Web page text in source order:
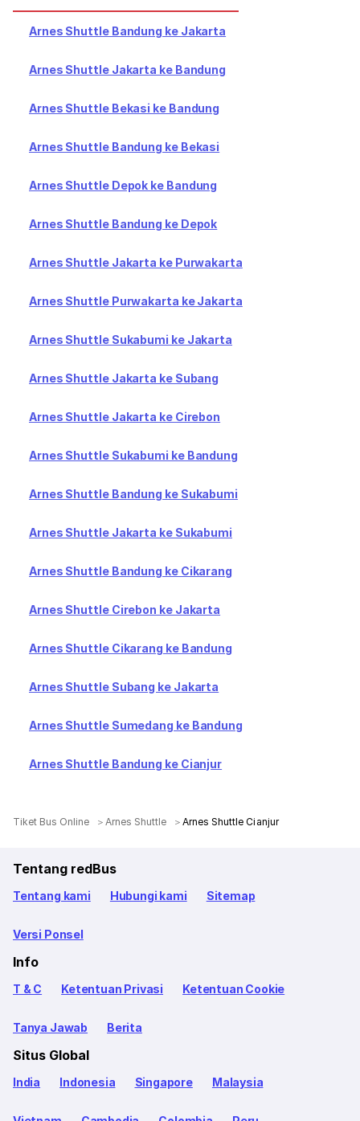
Arnes Shuttle Bandung ke Jakarta
Arnes Shuttle Jakarta ke Bandung
Arnes Shuttle Bekasi ke Bandung
Arnes Shuttle Bandung ke Bekasi
Arnes Shuttle Depok ke Bandung
Arnes Shuttle Bandung ke Depok
Arnes Shuttle Jakarta ke Purwakarta
Arnes Shuttle Purwakarta ke Jakarta
Arnes Shuttle Sukabumi ke Jakarta
Arnes Shuttle Jakarta ke Subang
Arnes Shuttle Jakarta ke Cirebon
Arnes Shuttle Sukabumi ke Bandung
Arnes Shuttle Bandung ke Sukabumi
Arnes Shuttle Jakarta ke Sukabumi
Arnes Shuttle Bandung ke Cikarang
Arnes Shuttle Cirebon ke Jakarta
Arnes Shuttle Cikarang ke Bandung
Arnes Shuttle Subang ke Jakarta
Arnes Shuttle Sumedang ke Bandung
Arnes Shuttle Bandung ke Cianjur
Tiket Bus Online Arnes Shuttle Arnes Shuttle Cianjur
Tentang redBus
Tentang kami Hubungi kami Sitemap
Versi Ponsel
Info
T & C Ketentuan Privasi Ketentuan Cookie
Tanya Jawab Berita
Situs Global
India Indonesia Singapore Malaysia